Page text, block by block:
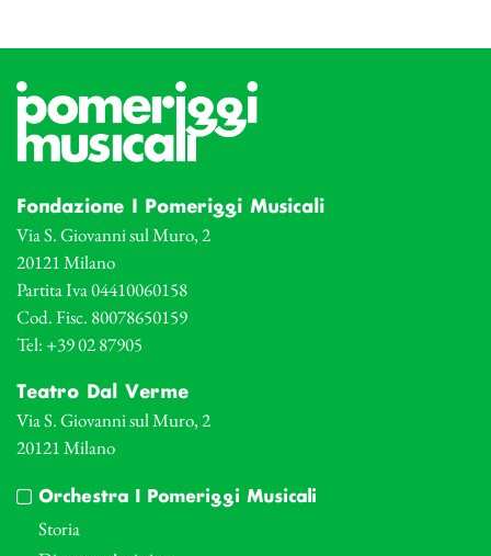
Fondazione I Pomeriggi Musicali
Via S. Giovanni sul Muro, 2
20121 Milano
Partita Iva 04410060158
Cod. Fisc. 80078650159
Tel: +39 02 87905
Teatro Dal Verme
Via S. Giovanni sul Muro, 2
20121 Milano
Orchestra I Pomeriggi Musicali
Storia